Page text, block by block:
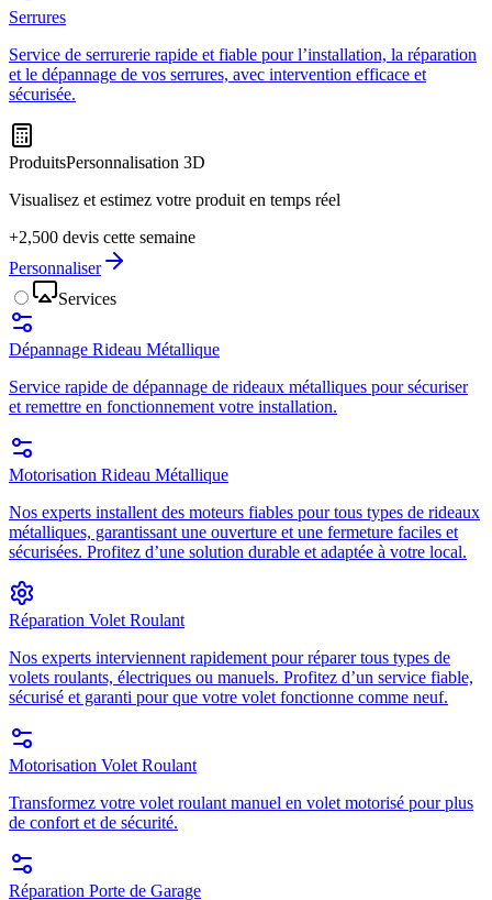
Serrures
Service de serrurerie rapide et fiable pour l’installation, la réparation
et le dépannage de vos serrures, avec intervention efficace et
sécurisée.
ProduitsPersonnalisation 3D
Visualisez et estimez votre produit en temps réel
+2,500 devis cette semaine
Personnaliser
Services
Dépannage Rideau Métallique
Service rapide de dépannage de rideaux métalliques pour sécuriser
et remettre en fonctionnement votre installation.
Motorisation Rideau Métallique
Nos experts installent des moteurs fiables pour tous types de rideaux
métalliques, garantissant une ouverture et une fermeture faciles et
sécurisées. Profitez d’une solution durable et adaptée à votre local.
Réparation Volet Roulant
Nos experts interviennent rapidement pour réparer tous types de
volets roulants, électriques ou manuels. Profitez d’un service fiable,
sécurisé et garanti pour que votre volet fonctionne comme neuf.
Motorisation Volet Roulant
Transformez votre volet roulant manuel en volet motorisé pour plus
de confort et de sécurité.
Réparation Porte de Garage